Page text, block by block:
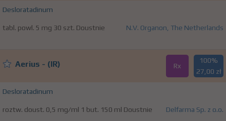
Desloratadinum
tabl. powl. 5 mg 30 szt. Doustnie N.V. Organon, The Netherlands
Aerius - (IR) Rx
100%
27,00 zł
Desloratadinum
roztw. doust. 0,5 mg/ml 1 but. 150 ml Doustnie Delfarma Sp. z o.o.